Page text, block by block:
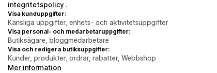
integritetspolicy .
Visa kunduppgifter:
Känsliga uppgifter, enhets- och aktivitetsuppgifter
Visa personal- och medarbetaruppgifter:
Butiksägare, bloggmedarbetare
Visa och redigera butiksuppgifter:
Kunder, produkter, ordrar, rabatter, Webbshop
Mer information